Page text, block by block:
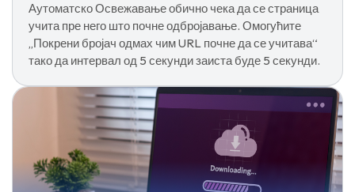
Аутоматско Освежавање обично чека да се страница
учита пре него што почне одбројавање. Омогућите
„Покрени бројач одмах чим URL почне да се учитава“
тако да интервал од 5 секунди заиста буде 5 секунди.